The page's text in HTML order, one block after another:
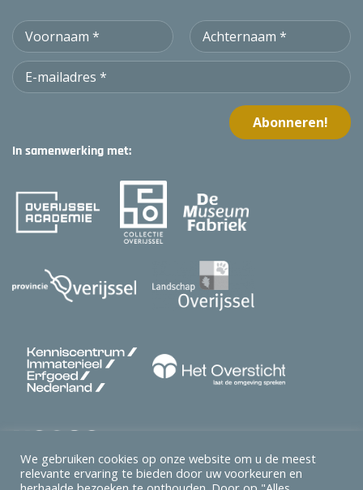
In samenwerking met:
We gebruiken cookies op onze website om u de meest
relevante ervaring te bieden door uw voorkeuren en